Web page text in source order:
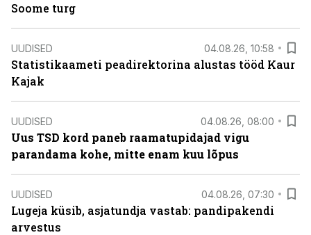
Soome turg
UUDISED 04.08.26, 10:58
Statistikaameti peadirektorina alustas tööd Kaur
Kajak
UUDISED 04.08.26, 08:00
Uus TSD kord paneb raamatupidajad vigu
parandama kohe, mitte enam kuu lõpus
UUDISED 04.08.26, 07:30
Lugeja küsib, asjatundja vastab: pandipakendi
arvestus